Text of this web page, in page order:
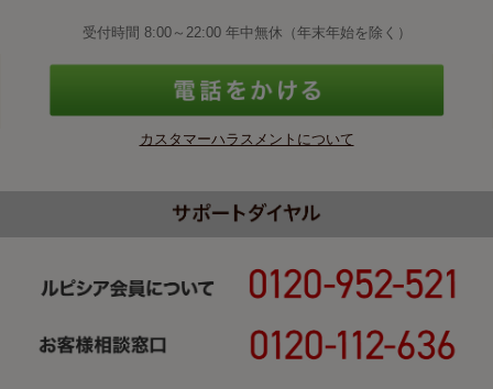
受付時間 8:00～22:00 年中無休（年末年始を除く）
カスタマーハラスメントについて